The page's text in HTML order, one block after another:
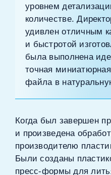
уровнем
количестве.
удивлен отличным
и быстротой
была выполнена
точная
файла в
Когда был завершен
и произведена
производителю
Были созданы
пресс‑формы для